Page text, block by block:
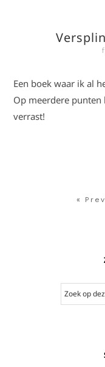
Een boek waar ik al
Op meerdere
verrast!
«